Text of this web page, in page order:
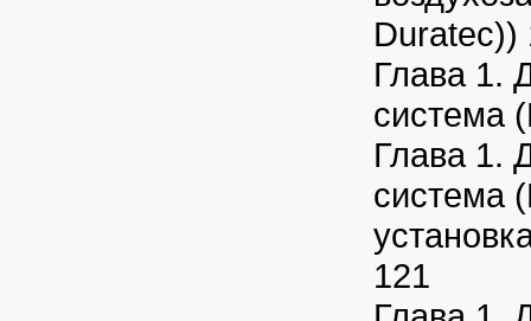
Duratec))
Глава 1.
система
Глава 1.
система
121